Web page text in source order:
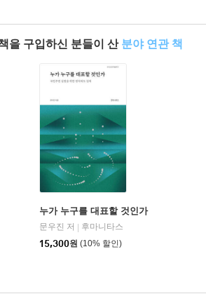
보는 대개 타인에 의해 수집되고, 전달되
것과 어떻게 다른지를 알아야 한다……각
찾는다.”--- p.307 「11장｜불확실성이
사회에서 정치적 의사 결정 과정의 몇 가
자신이 아니라, 전문적인 대리인이 수행
합리적인 인간들 사이에서도 정치 정보
내재해 있다. 이런 사실은 심지어 정치적
된[사회적 노동분업이 존재하는] 사회에
을 구입하신 분들이 산 분야 연관 책
누가 누구를 대표할 것인가
문우진 저
후마니타스
15,300원 (10% 할인)